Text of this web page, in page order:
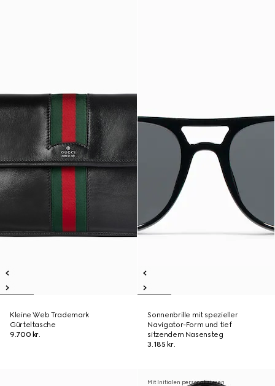
Kleine Web Trademark
Gürteltasche
9.700 kr.
Sonnenbrille mit spezieller
Navigator-Form und tief
sitzendem Nasensteg
3.185 kr.
Mit Initialen personalisieren